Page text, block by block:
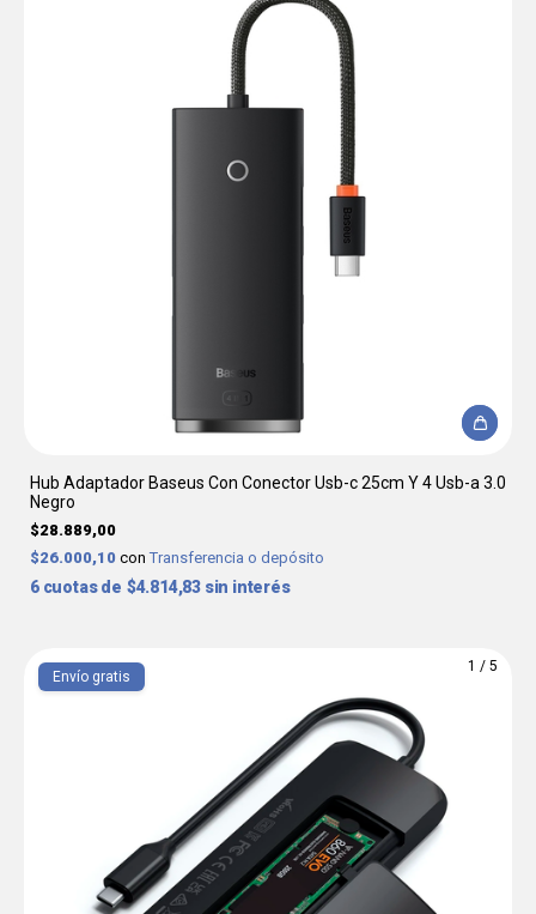
Hub Adaptador Baseus Con Conector Usb-c 25cm Y 4 Usb-a 3.0
Negro
$28.889,00
$26.000,10 con Transferencia o depósito
6 $4.814,83 sin interés
1 / 5
Envío gratis